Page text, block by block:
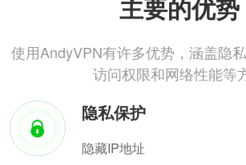
主要的优势
使用AndyVPN有许多优势，涵盖隐私
访问权限和网络性能等
隐私保护
隐藏IP地址